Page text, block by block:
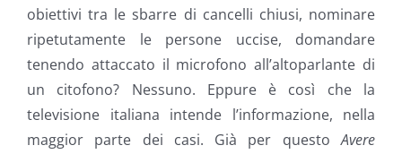
obiettivi tra le sbarre di cancelli chiusi, nominare
ripetutamente le persone uccise, domandare
tenendo attaccato il microfono all’altoparlante di
un citofono? Nessuno. Eppure è così che la
televisione italiana intende l’informazione, nella
maggior parte dei casi. Già per questoAvere